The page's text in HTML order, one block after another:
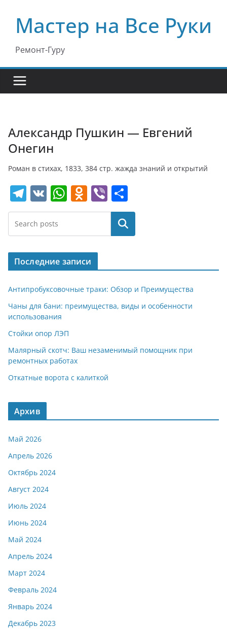
содержимому
Мастер на Все Руки
Ремонт-Гуру
Александр Пушкин — Евгений
Онегин
Роман в стихах, 1833, 384 стр. жажда знаний и открытий
T
el
e
gr
a
m
V
K
W
h
s
A
p
p
O
d
o
kl
a
ss
ni
Vi
b
er
т
п
р
в
и
т
Поиск
Последние записи
Антипробуксовочные траки: Обзор и Преимущества
Чаны для бани: преимущества, виды и особенности
использования
Стойки опор ЛЭП
Малярный скотч: Ваш незаменимый помощник при
ремонтных работах
Откатные ворота с калиткой
Архив
Май 2026
Апрель 2026
Октябрь 2024
Август 2024
Июль 2024
Июнь 2024
Май 2024
Апрель 2024
Март 2024
Февраль 2024
Январь 2024
Декабрь 2023